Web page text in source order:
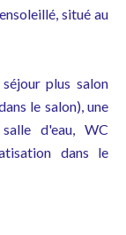
situé au
plus salon
le salon), une
d'eau, WC
dans le